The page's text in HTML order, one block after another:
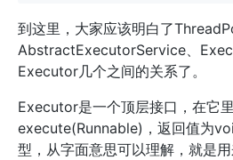
到这里，大家应该明白了
AbstractExecutorService、
Executor几个之间的关系了。
Executor是一个顶层接口，在它
execute(Runnable)，返回值为
型，从字面意思可以理解，就是